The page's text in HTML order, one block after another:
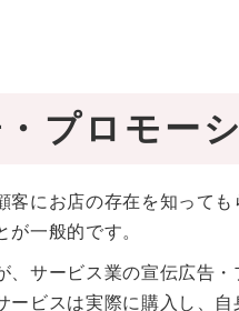
プロモー
客にお店の存在を知って
が一般的です。
、サービス業の宣伝広告
ービスは実際に購入し、